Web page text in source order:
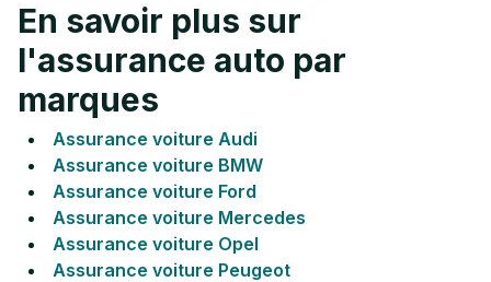
En savoir plus sur
l'assurance auto par
marques
Assurance voiture Audi
Assurance voiture BMW
Assurance voiture Ford
Assurance voiture Mercedes
Assurance voiture Opel
Assurance voiture Peugeot